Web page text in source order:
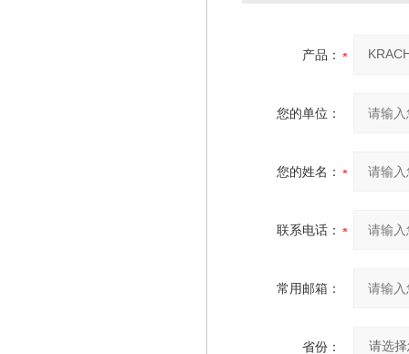
产品：
您的单位：
您的姓名：
联系电话：
常用邮箱：
省份：